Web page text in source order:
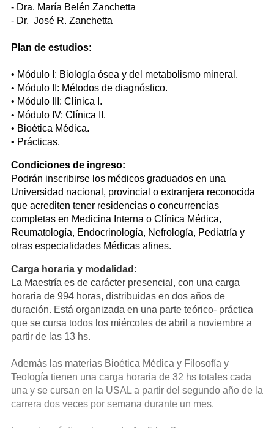
- Dra. María Belén Zanchetta
- Dr. José R. Zanchetta
Plan de estudios:
• Módulo I: Biología ósea y del metabolismo mineral.
• Módulo II: Métodos de diagnóstico.
• Módulo III: Clínica I.
• Módulo IV: Clínica II.
• Bioética Médica.
• Prácticas.
Condiciones de ingreso:
Podrán inscribirse los médicos graduados en una
Universidad nacional, provincial o extranjera reconocida
que acrediten tener residencias o concurrencias
completas en Medicina Interna o Clínica Médica,
Reumatología, Endocrinología, Nefrología, Pediatría y
otras especialidades Médicas afines.
Carga horaria y modalidad:
La Maestría es de carácter presencial, con una carga
horaria de 994 horas, distribuidas en dos años de
duración. Está organizada en una parte teórico- práctica
que se cursa todos los miércoles de abril a noviembre a
partir de las 13 hs.
Además las materias Bioética Médica y Filosofía y
Teología tienen una carga horaria de 32 hs totales cada
una y se cursan en la USAL a partir del segundo año de la
carrera dos veces por semana durante un mes.